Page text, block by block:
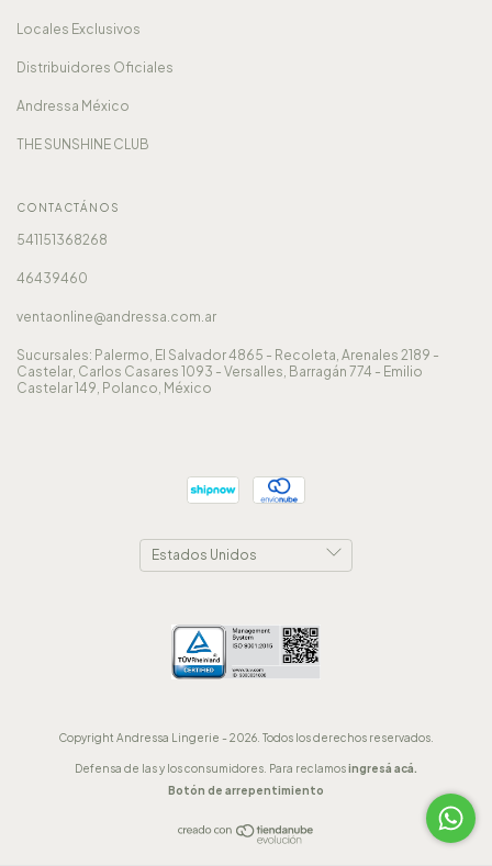
Locales Exclusivos
Distribuidores Oficiales
Andressa México
THE SUNSHINE CLUB
CONTACTÁNOS
541151368268
46439460
ventaonline@andressa.com.ar
Sucursales: Palermo, El Salvador 4865 - Recoleta, Arenales 2189 -
Castelar, Carlos Casares 1093 - Versalles, Barragán 774 - Emilio
Castelar 149, Polanco, México
Copyright Andressa Lingerie - 2026. Todos los derechos reservados.
Defensa de las y los consumidores. Para reclamosingresá acá.
Botón de arrepentimiento